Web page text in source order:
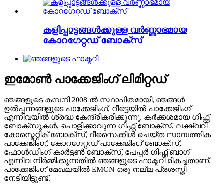
കളിപ്പാട്ടങ്ങൾക്കുള്ള വർണ്ണാഭമായ
കോറഗേറ്റഡ് ബോക്സ്
ഇമോൺ പാക്കേജിംഗ് ലിമിറ്റഡ്
ഞങ്ങളുടെ കമ്പനി 2008 ൽ സ്ഥാപിതമായി, ഞങ്ങൾ
ഉൽപ്പന്നങ്ങളുടെ പാക്കേജിംഗ്, റീട്ടെയിൽ പാക്കേജിംഗ്
എന്നിവയിൽ ശ്രദ്ധ കേന്ദ്രീകരിക്കുന്നു. കർക്കശമായ ഗിഫ്റ്റ്
ബോക്സുകൾ, പൊളിക്കാവുന്ന ഗിഫ്റ്റ് ബോക്സ്, ലക്ഷ്വറി
കോസ്മെറ്റിക് ബോക്സ്, റീസൈക്കിൾ ചെയ്ത സാമ്പത്തിക
പാക്കേജിംഗ്, കോറഗേറ്റഡ് പാക്കേജിംഗ് ബോക്സ്,
ഫോൾഡിംഗ് കാർട്ടൺ ബോക്സ്, പേപ്പർ ഗിഫ്റ്റ് ബാഗ്
എന്നിവ നിർമ്മിക്കുന്നതിൽ ഞങ്ങളുടെ ഫാക്ടറി മികച്ചതാണ്.
പാക്കേജിംഗ് മേഖലയിൽ EMON ഒരു നല്ല പ്രശസ്തി
നേടിയിട്ടുണ്ട്.